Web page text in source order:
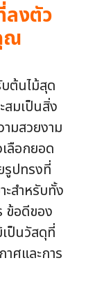
ลงตัว
ณ
ต้นไม้สุด
สมเป็นสิ่ง
มสวยงาม
ลือกยอด
รูปทรงที่
ะสำหรับทั้ง
ข้อดีของ
ป็นวัสดุที่
ศและการ